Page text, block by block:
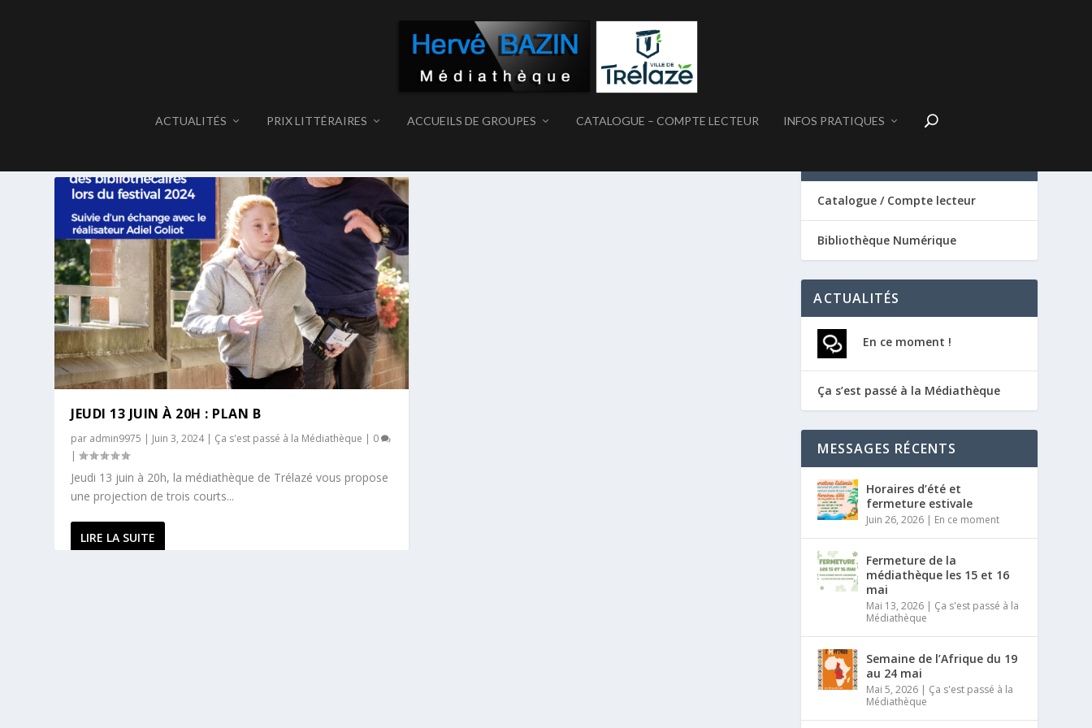
ACTUALITÉS PRIX LITTÉRAIRES ACCUEILS DE GROUPES CATALOGUE – COMPTE LECTEUR INFOS PRATIQUES
JEUDI 13 JUIN À 20H : PLAN B
par admin9975 | Juin 3, 2024| Ça s'est passé à la Médiathèque | 0
|
Jeudi 13 juin à 20h, la médiathèque de Trélazé vous propose
une projection de trois courts...
LIRE LA SUITE
Catalogue / Compte lecteur
Bibliothèque Numérique
ACTUALITÉS
En ce moment !
Ça s’est passé à la Médiathèque
MESSAGES RÉCENTS
Horaires d’été et
fermeture estivale
Juin 26, 2026 | En ce moment
Fermeture de la
médiathèque les 15 et 16
mai
Mai 13, 2026 | Ça s'est passé à la
Médiathèque
Semaine de l’Afrique du 19
au 24 mai
Mai 5, 2026 | Ça s'est passé à la
Médiathèque